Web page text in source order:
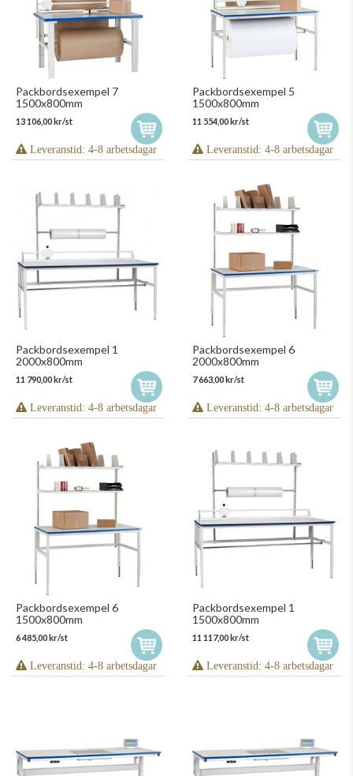
Packbordsexempel 7
1500x800mm
13 106,00 kr/st
Leveranstid: 4-8 arbetsdagar
Packbordsexempel 5
1500x800mm
11 554,00 kr/st
Leveranstid: 4-8 arbetsdagar
Packbordsexempel 1
2000x800mm
11 790,00 kr/st
Leveranstid: 4-8 arbetsdagar
Packbordsexempel 6
2000x800mm
7 663,00 kr/st
Leveranstid: 4-8 arbetsdagar
Packbordsexempel 6
1500x800mm
6 485,00 kr/st
Leveranstid: 4-8 arbetsdagar
Packbordsexempel 1
1500x800mm
11 117,00 kr/st
Leveranstid: 4-8 arbetsdagar